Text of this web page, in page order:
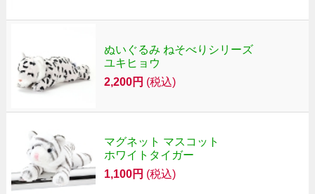
ぬいぐるみ ねそべりシリーズ
ユキヒョウ
2,200円 (税込)
マグネット マスコット
ホワイトタイガー
1,100円 (税込)